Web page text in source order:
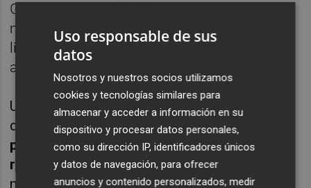
General podrán acceder a créditos a precios
muy ventajosos, disponiendo así de la
liquidez necesaria para mantener su
actividad.
Una vez liquidada por parte de la Conselleria
de Economía esta subvención,las entidades
podrán cancelar la operación cubriendo el
riesgo vivo pendiente con el IVF
momento.
Uso responsable de sus
datos
Nosotros y nuestros socios utilizamos
cookies y tecnologías similares para
almacenar y acceder a información en su
dispositivo y procesar datos personales,
como su dirección IP, identificadores únicos
y datos de navegación, para ofrecer
anuncios y contenido personalizados, medir